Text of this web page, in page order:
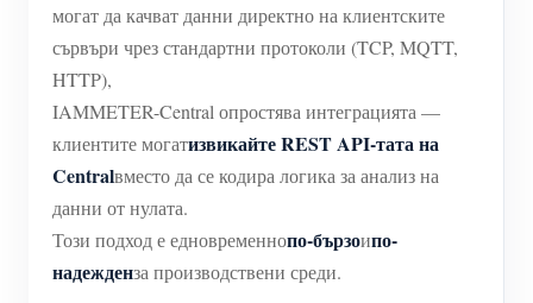
могат да качват данни директно на клиентските
сървъри чрез стандартни протоколи (TCP, MQTT,
HTTP),
IAMMETER-Central опростява интеграцията —
клиентите могатизвикайте REST API-тата на
Centralвместо да се кодира логика за анализ на
данни от нулата.
Този подход е едновременнопо-бързоипо-
надежденза производствени среди.